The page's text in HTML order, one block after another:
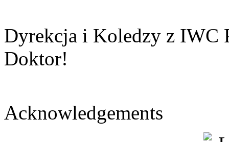
Dyrekcja i Koledzy z IWC
Doktor!
Acknowledgements